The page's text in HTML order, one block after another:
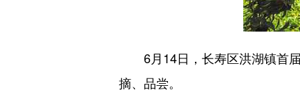
6月14日，长寿区洪湖镇首届
摘、品尝。